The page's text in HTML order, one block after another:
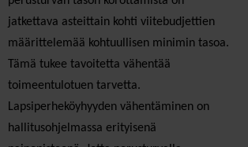
jatkettava asteittain kohti viitebudjettien
määrittelemää kohtuullisen minimin tasoa.
Tämä tukee tavoitetta vähentää
toimeentulotuen tarvetta.
Lapsiperheköyhyyden vähentäminen on
hallitusohjelmassa erityisenä